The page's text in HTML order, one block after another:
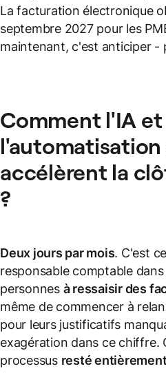
La facturation électronique
septembre 2027 pour les
maintenant, c'est anticiper -
Comment l'IA et
accélèrent la
?
Deux jours par mois. C'est
responsable comptable
personnes à ressaisir des
même de commencer à
pour leurs justificatifs
exagération dans ce chiffre.
processus resté